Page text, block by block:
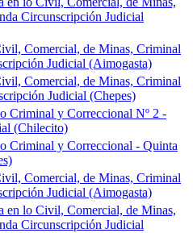
Circunscripción Judicial
Comercial, de Minas, Criminal
Judicial (Aimogasta)
Comercial, de Minas, Criminal
Judicial (Chepes)
Criminal y Correccional Nº 2 -
(Chilecito)
Criminal y Correccional - Quinta
Comercial, de Minas, Criminal
Judicial (Aimogasta)
en lo Civil, Comercial, de Minas,
Circunscripción Judicial